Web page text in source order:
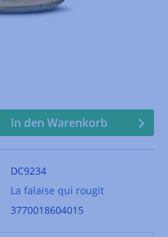
In den Warenkorb
DC9234
La falaise qui rougit
3770018604015